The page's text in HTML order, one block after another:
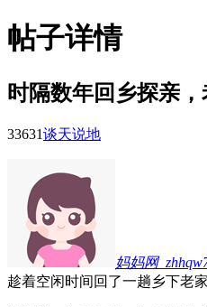
帖子详情
时隔数年回乡探亲
33631谈天说地
妈妈网
趁着空闲时间回了一趟乡下老